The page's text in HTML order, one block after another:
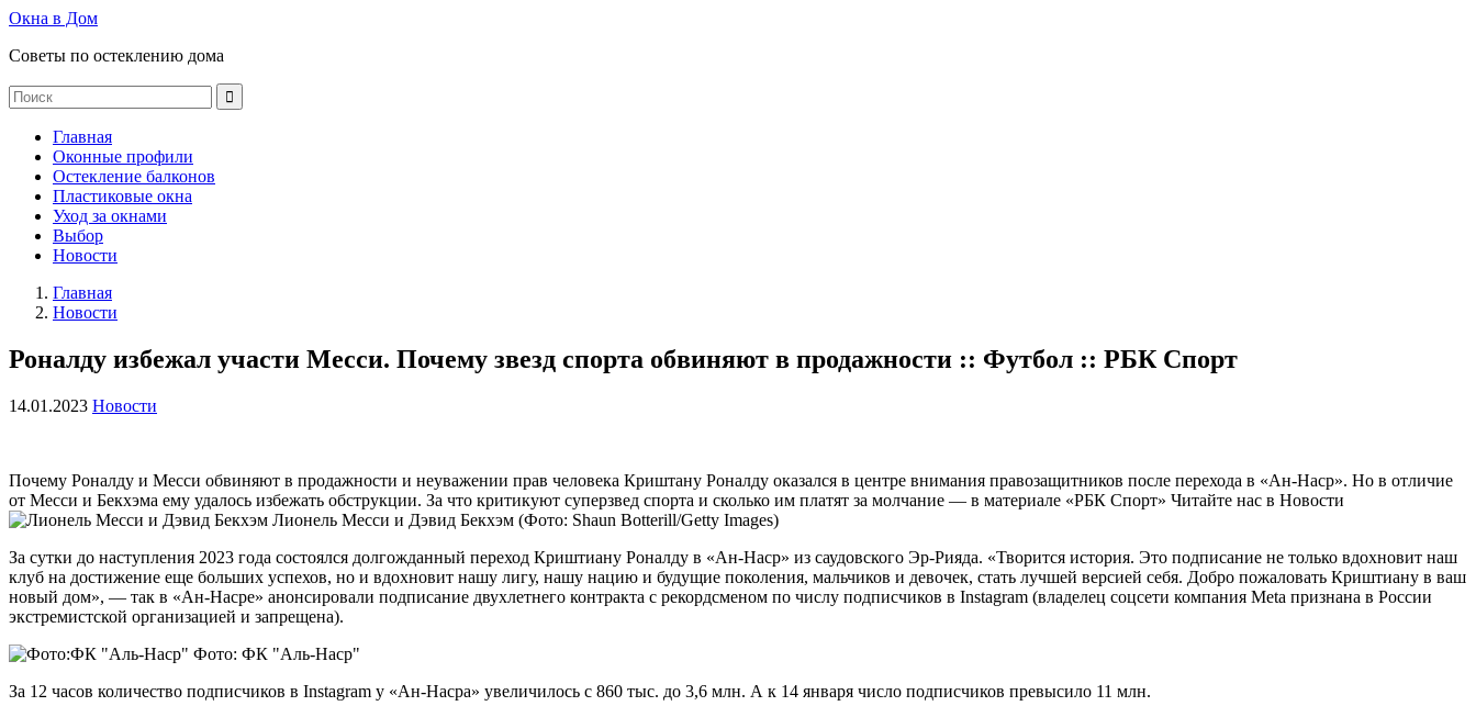
Окна в Дом
Советы по остеклению дома
Главная
Оконные профили
Остекление балконов
Пластиковые окна
Уход за окнами
Выбор
Новости
Главная
Новости
Роналду избежал участи Месси. Почему звезд спорта обвиняют в продажности :: Футбол :: РБК Спорт
14.01.2023 Новости
Почему Роналду и Месси обвиняют в продажности и неуважении прав человека Криштану Роналду оказался в центре внимания правозащитников после перехода в «Ан-Наср». Но в отличие
от Месси и Бекхэма ему удалось избежать обструкции. За что критикуют суперзвед спорта и сколько им платят за молчание — в материале «РБК Спорт» Читайте нас в Новости
Лионель Месси и Дэвид Бекхэм (Фото: Shaun Botterill/Getty Images)
За сутки до наступления 2023 года состоялся долгожданный переход Криштиану Роналду в «Ан-Наср» из саудовского Эр-Рияда. «Творится история. Это подписание не только вдохновит наш
клуб на достижение еще больших успехов, но и вдохновит нашу лигу, нашу нацию и будущие поколения, мальчиков и девочек, стать лучшей версией себя. Добро пожаловать Криштиану в ваш
новый дом», — так в «Ан-Насре» анонсировали подписание двухлетнего контракта с рекордсменом по числу подписчиков в Instagram (владелец соцсети компания Metа признана в России
экстремистской организацией и запрещена).
Фото: ФК "Аль-Наср"
За 12 часов количество подписчиков в Instagram у «Ан-Насра» увеличилось с 860 тыс. до 3,6 млн. А к 14 января число подписчиков превысило 11 млн.